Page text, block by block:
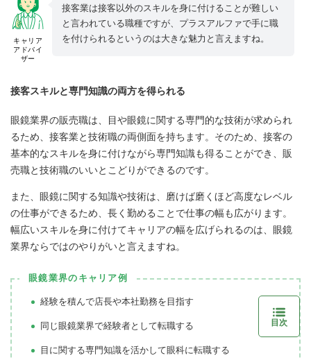
キャリア
アドバイ
ザー
接客業は接客以外のスキルを身に付けることが難しい
と言われている職種ですが、プラスアルファで手に職
を付けられるというのは大きな魅力と言えますね。
接客スキルと専門知識の両方を得られる
眼鏡業界の販売職は、目や眼鏡に関する専門的な技術が求められ
るため、接客業と技術職の両側面を持ちます。そのため、接客の
基本的なスキルを身に付けながら専門知識も得ることができ、販
売職と技術職のいいとこどりができるのです。
また、眼鏡に関する知識や技術は、磨けば磨くほど高度なレベル
の仕事ができるため、長く勤めることで仕事の幅も広がります。
幅広いスキルを身に付けてキャリアの幅を広げられるのは、眼鏡
業界ならではのやりがいと言えますね。
眼鏡業界のキャリア例
経験を積んで店長や本社勤務を目指す
同じ眼鏡業界で経験者として転職する
目に関する専門知識を活かして眼科に転職する
目次